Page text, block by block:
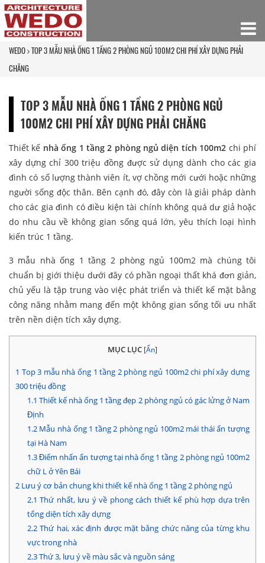
WEDO TOP 3 MẪU NHÀ ỐNG 1 TẦNG 2 PHÒNG NGỦ 100M2 CHI PHÍ XÂY DỰNG PHẢI
CHĂNG
TOP 3 MẪU NHÀ ỐNG 1 TẦNG 2 PHÒNG NGỦ
100M2 CHI PHÍ XÂY DỰNG PHẢI CHĂNG
Thiết kế nhà ống 1 tầng 2 phòng ngủ diện tích 100m2 chi phí
xây dựng chỉ 300 triệu đồng được sử dụng dành cho các gia
đình có số lượng thành viên ít, vợ chồng mới cưới hoặc những
người sống độc thân. Bên cạnh đó, đây còn là giải pháp dành
cho các gia đình có điều kiện tài chính không quá dư giả hoặc
do nhu cầu về không gian sống quá lớn, yêu thích loại hình
kiến trúc 1 tầng.
3 mẫu nhà ống 1 tầng 2 phòng ngủ 100m2 mà chúng tôi
chuẩn bị giới thiệu dưới đây có phần ngoại thất khá đơn giản,
chủ yếu là tập trung vào việc phát triển và thiết kế mặt bằng
công năng nhằm mang đến một không gian sống tối ưu nhất
trên nền diện tích xây dựng.
MỤC LỤC [Ẩn]
1 Top 3 mẫu nhà ống 1 tầng 2 phòng ngủ 100m2 chi phí xây dựng
300 triệu đồng
1.1 Thiết kế nhà ống 1 tầng đẹp 2 phòng ngủ có gác lửng ở Nam
Định
1.2Mẫu nhà ống 1 tầng 2 phòng ngủ 100m2 mái thái ấn tượng
tại Hà Nam
1.3Điểm nhấn ấn tượng tại nhà ống 1 tầng 2 phòng ngủ 100m2
chữ L ở Yên Bái
2 Lưu ý cơ bản chung khi thiết kế nhà ống 1 tầng 2 phòng ngủ
2.1 Thứ nhất, lưu ý về phong cách thiết kế phù hợp dựa trên
tổng diện tích xây dựng
2.2Thứ hai, xác định được mặt bằng chức năng của từng khu
vực trong nhà
2.3Thứ 3, lưu ý về màu sắc và nguồn sáng